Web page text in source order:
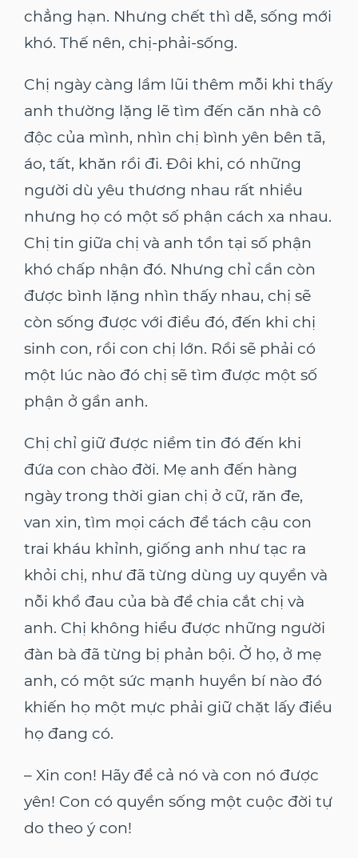
chẳng hạn. Nhưng chết thì dễ, sống mới
khó. Thế nên, chị-phải-sống.
Chị ngày càng lầm lũi thêm mỗi khi thấy
anh thường lặng lẽ tìm đến căn nhà cô
độc của mình, nhìn chị bình yên bên tã,
áo, tất, khăn rồi đi. Đôi khi, có những
người dù yêu thương nhau rất nhiều
nhưng họ có một số phận cách xa nhau.
Chị tin giữa chị và anh tồn tại số phận
khó chấp nhận đó. Nhưng chỉ cần còn
được bình lặng nhìn thấy nhau, chị sẽ
còn sống được với điều đó, đến khi chị
sinh con, rồi con chị lớn. Rồi sẽ phải có
một lúc nào đó chị sẽ tìm được một số
phận ở gần anh.
Chị chỉ giữ được niềm tin đó đến khi
đứa con chào đời. Mẹ anh đến hàng
ngày trong thời gian chị ở cữ, răn đe,
van xin, tìm mọi cách để tách cậu con
trai kháu khỉnh, giống anh như tạc ra
khỏi chị, như đã từng dùng uy quyền và
nỗi khổ đau của bà để chia cắt chị và
anh. Chị không hiểu được những người
đàn bà đã từng bị phản bội. Ở họ, ở mẹ
anh, có một sức mạnh huyền bí nào đó
khiến họ một mực phải giữ chặt lấy điều
họ đang có.
– Xin con! Hãy để cả nó và con nó được
yên! Con có quyền sống một cuộc đời tự
do theo ý con!